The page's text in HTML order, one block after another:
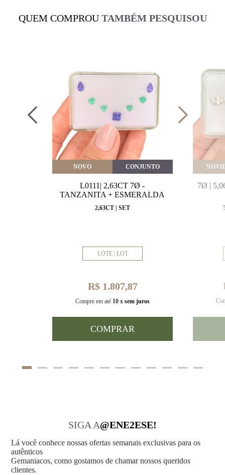
QUEM COMPROU TAMBÉM PESQUISOU
NOVO CONJUNTO
L0111| 2,63CT 7Ø -
TANZANITA + ESMERALDA
2,63CT | SET
LOTE | LOT
R$ 1.807,87
Compre em até 10 x sem juros
COMPRAR
7Ø |
SIGA A@ENE2ESE!
Lá você conhece nossas ofertas semanais exclusivas para os
autênticos
Gemaniacos, como gostamos de chamar nossos queridos
clientes.